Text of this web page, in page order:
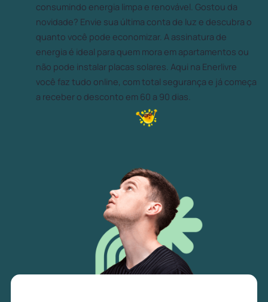
consumindo energia limpa e renovável. Gostou da
novidade? Envie sua última conta de luz e descubra o
quanto você pode economizar. A assinatura de
energia é ideal para quem mora em apartamentos ou
não pode instalar placas solares. Aqui na Enerlivre
você faz tudo online, com total segurança e já começa
a receber o desconto em 60 a 90 dias.